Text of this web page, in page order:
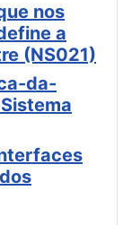
nos
a
(NS021)
da-